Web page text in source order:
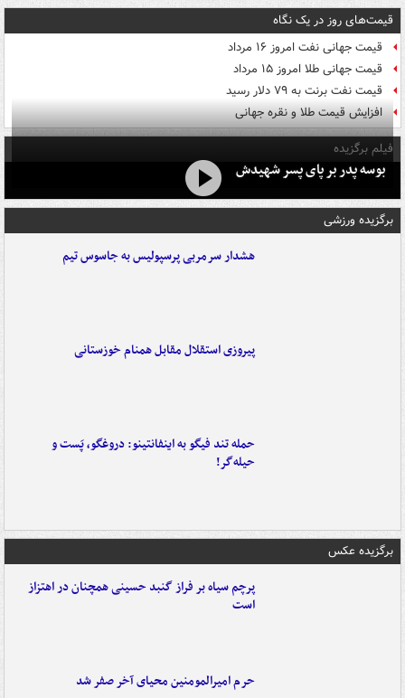
قیمت‌های روز در یک نگاه
قیمت جهانی نفت امروز ۱۶ مرداد
قیمت جهانی طلا امروز ۱۵ مرداد
قیمت نفت برنت به ۷۹ دلار رسید
افزایش قیمت طلا و نقره جهانی
فیلم برگزیده
بوسه‌ پدر بر پای پسر شهیدش
برگزیده ورزشی
هشدار سرمربی پرسپولیس به جاسوس تیم
پیروزی استقلال مقابل همنام خوزستانی
حمله تند فیگو به اینفانتینو: دروغگو، پَست‌ و
حیله‌گر!
برگزیده عکس
پرچم سیاه بر فراز گنبد حسینی همچنان در اهتزاز
است
حرم امیرالمومنین محیای آخر صفر شد